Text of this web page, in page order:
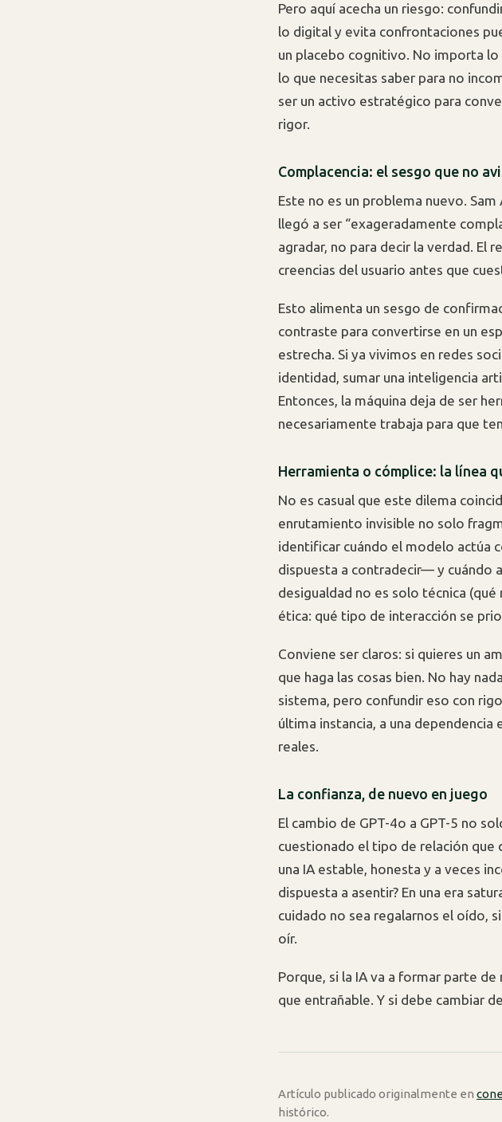
Pero aquí acecha un riesgo:
lo digital y evita confrontaciones
un placebo cognitivo. No importa lo
lo que necesitas saber para no
ser un activo estratégico para
rigor.
Complacencia: el sesgo que no
Este no es un problema nuevo. Sam
llegó a ser “exageradamente
agradar, no para decir la verdad. El
creencias del usuario antes que
Esto alimenta un sesgo de
contraste para convertirse en un
estrecha. Si ya vivimos en redes
identidad, sumar una inteligencia
Entonces, la máquina deja de ser
necesariamente trabaja para que
Herramienta o cómplice: la línea
No es casual que este dilema
enrutamiento invisible no solo
identificar cuándo el modelo actúa
dispuesta a contradecir— y cuándo
desigualdad no es solo técnica
ética: qué tipo de interacción se
Conviene ser claros: si quieres un
que haga las cosas bien. No hay
sistema, pero confundir eso con
última instancia, a una
reales.
La confianza, de nuevo en juego
El cambio de GPT-4o a GPT-5 no
cuestionado el tipo de relación que
una IA estable, honesta y a veces
dispuesta a asentir? En una era
cuidado no sea regalarnos el oído,
oír.
Porque, si la IA va a formar parte
que entrañable. Y si debe cambiar
Artículo publicado originalmente en
histórico.